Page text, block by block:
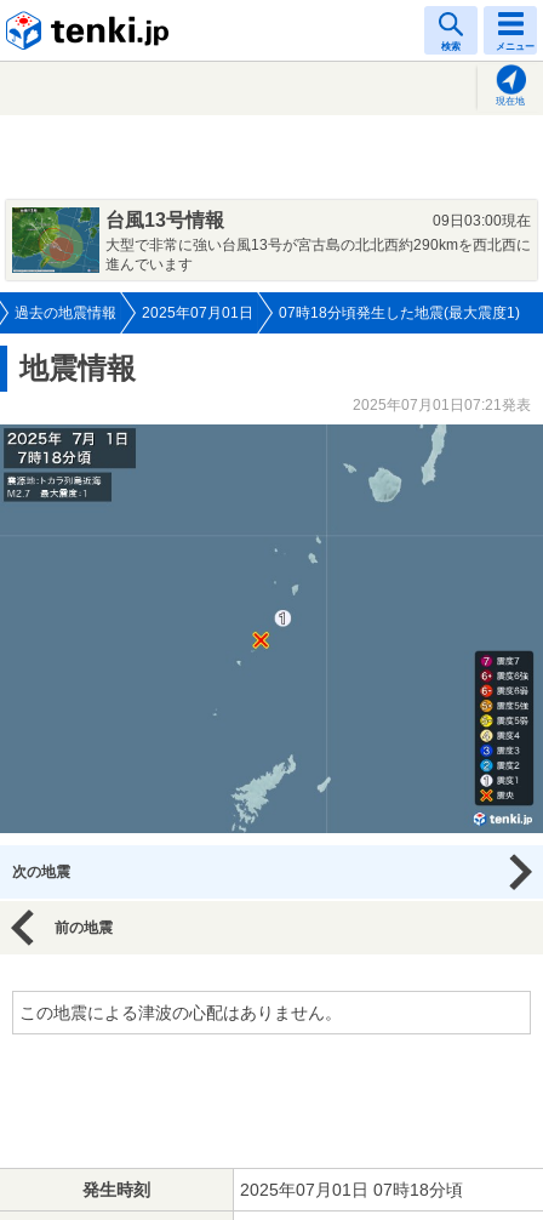
検索 メニュー
現在地
台風13号情報
09日03:00現在
大型で非常に強い台風13号が宮古島の北北西約290kmを西北西に
進んでいます
過去の地震情報 2025年07月01日 07時18分頃発生した地震(最大震度1)
地震情報
2025年07月01日07:21発表
次の地震
前の地震
この地震による津波の心配はありません。
発生時刻 2025年07月01日 07時18分頃